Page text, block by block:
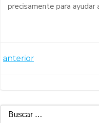
precisamente para ayudar
Navegación
entradas
anterior
Buscar: